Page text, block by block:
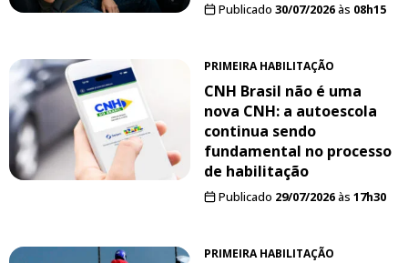
Publicado 30/07/2026às 08h15
PRIMEIRA HABILITAÇÃO
CNH Brasil não é uma
nova CNH: a autoescola
continua sendo
fundamental no processo
de habilitação
Publicado 29/07/2026às 17h30
PRIMEIRA HABILITAÇÃO